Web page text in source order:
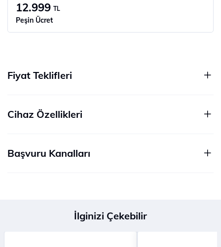
12.999 TL
Peşin Ücret
Fiyat Teklifleri
Cihaz Özellikleri
Başvuru Kanalları
İlginizi Çekebilir